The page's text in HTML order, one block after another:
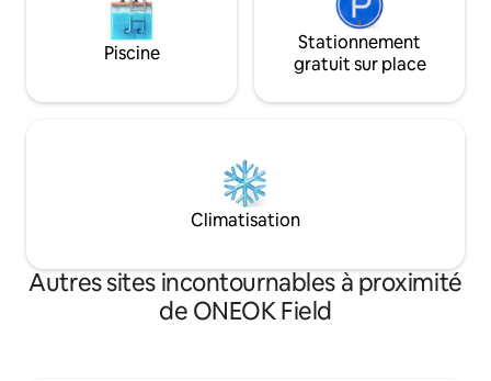
Piscine
Stationnement
gratuit sur place
Climatisation
Autres sites incontournables à proximité
de ONEOK Field